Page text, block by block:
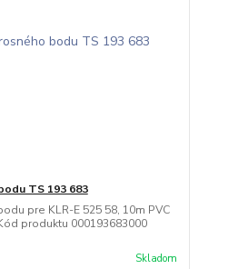
TS 193 683
pre KLR-E 525 58, 10m PVC
produktu 000193683000
Skladom